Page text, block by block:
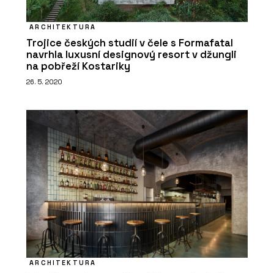
ARCHITEKTURA
Trojice českých studií v čele s Formafatal
navrhla luxusní designový resort v džungli
na pobřeží Kostariky
26. 5. 2020
ARCHITEKTURA